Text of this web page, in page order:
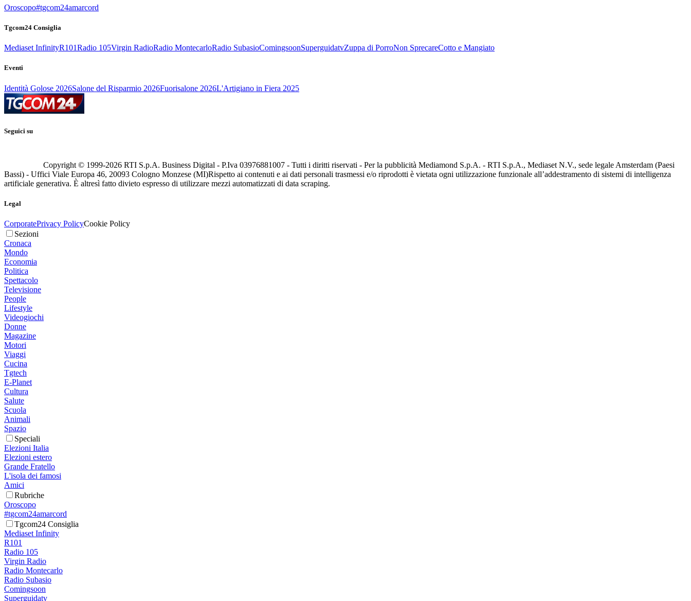
Oroscopo#tgcom24amarcord
Tgcom24 Consiglia
Mediaset InfinityR101Radio 105Virgin RadioRadio MontecarloRadio SubasioComingsoonSuperguidatvZuppa di PorroNon SprecareCotto e Mangiato
Eventi
Identità Golose 2026Salone del Risparmio 2026Fuorisalone 2026L'Artigiano in Fiera 2025
Seguici su
Copyright © 1999-2026 RTI S.p.A. Business Digital - P.Iva 03976881007 - Tutti i diritti riservati - Per la pubblicità Mediamond S.p.A. - RTI S.p.A., Mediaset N.V., sede legale Amsterdam (Paesi
Bassi) - Uffici Viale Europa 46, 20093 Cologno Monzese (MI)Rispetto ai contenuti e ai dati personali trasmessi e/o riprodotti è vietata ogni utilizzazione funzionale all’addestramento di sistemi di intelligenza
artificiale generativa. È altresì fatto divieto espresso di utilizzare mezzi automatizzati di data scraping.
Legal
CorporatePrivacy PolicyCookie Policy
Sezioni
Cronaca
Mondo
Economia
Politica
Spettacolo
Televisione
People
Lifestyle
Videogiochi
Donne
Magazine
Motori
Viaggi
Cucina
Tgtech
E-Planet
Cultura
Salute
Scuola
Animali
Spazio
Speciali
Elezioni Italia
Elezioni estero
Grande Fratello
L'isola dei famosi
Amici
Rubriche
Oroscopo
#tgcom24amarcord
Tgcom24 Consiglia
Mediaset Infinity
R101
Radio 105
Virgin Radio
Radio Montecarlo
Radio Subasio
Comingsoon
Superguidatv